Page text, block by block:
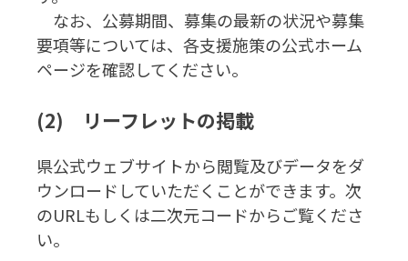
なお、公募期間、募集の最新の状況や募集
要項等については、各支援施策の公式ホーム
ページを確認してください。
(2) リーフレットの掲載
県公式ウェブサイトから閲覧及びデータをダ
ウンロードしていただくことができます。次
のURLもしくは二次元コードからご覧くださ
い。